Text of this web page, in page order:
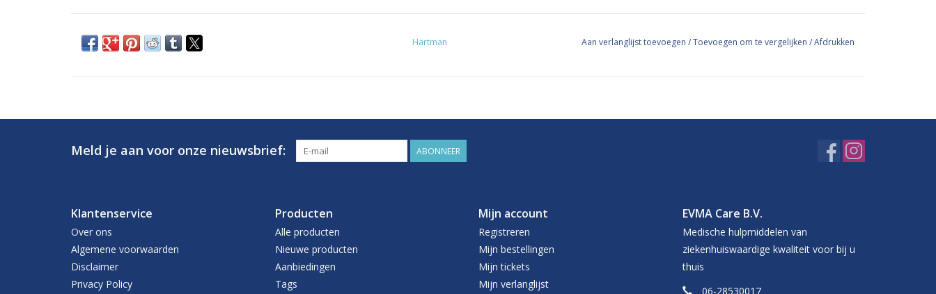
Hartman Aan verlanglijst toevoegen /Toevoegen om te vergelijken /Afdrukken
Meld je aan voor onze nieuwsbrief: ABONNEER
Klantenservice
Over ons
Algemene voorwaarden
Disclaimer
Privacy Policy
Producten
Alle producten
Nieuwe producten
Aanbiedingen
Tags
Mijn account
Registreren
Mijn bestellingen
Mijn tickets
Mijn verlanglijst
EVMA Care B.V.
Medische hulpmiddelen van
ziekenhuiswaardige kwaliteit voor bij u
thuis
06-28530017